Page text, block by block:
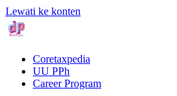
Lewati ke konten
Coretaxpedia
UU PPh
Career Program